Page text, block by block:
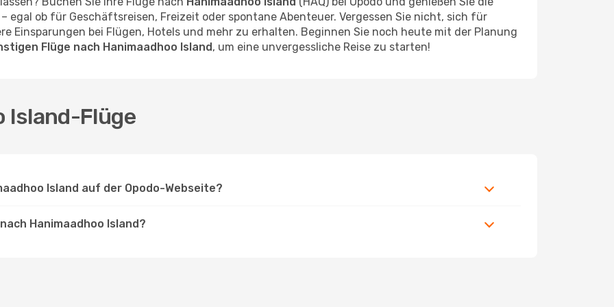
egal ob für Geschäftsreisen, Freizeit oder spontane Abenteuer. Vergessen Sie nicht, sich für
Einsparungen bei Flügen, Hotels und mehr zu erhalten. Beginnen Sie noch heute mit der Planung
Flüge nach Hanimaadhoo Island, um eine unvergessliche Reise zu starten!
Island-Flüge
Island auf der Opodo-Webseite?
Hanimaadhoo Island?